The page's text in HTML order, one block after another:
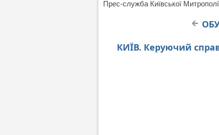
Прес-служба Київської
КИЇВ. Керуючий